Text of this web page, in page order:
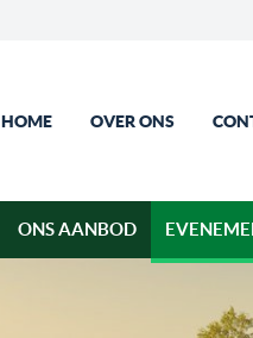
HOME OVER ONS
ONS AANBOD